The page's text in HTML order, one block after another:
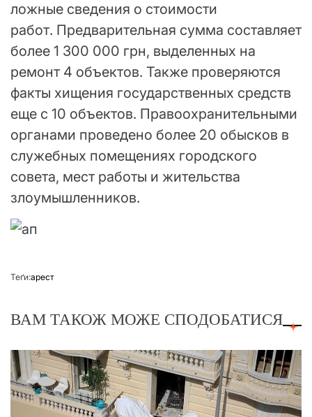
ложные сведения о стоимости
работ. Предварительная сумма составляет
более 1 300 000 грн, выделенных на
ремонт 4 объектов. Также проверяются
факты хищения государственных средств
еще с 10 объектов. Правоохранительными
органами проведено более 20 обысков в
служебных помещениях городского
совета, мест работы и жительства
злоумышленников.
Теґи:арест
ВАМ ТАКОЖ МОЖЕ СПОДОБАТИСЯ